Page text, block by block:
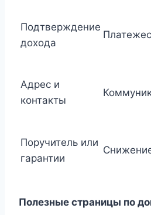
Подтверждение
дохода
Адрес и
контакты
Поручитель или
гарантии
Полезные страницы по